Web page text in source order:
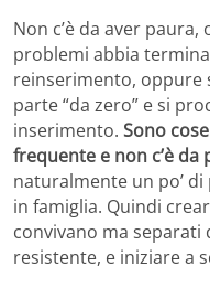
Non c’è da aver
problemi abbia
reinserimento, oppure
parte “da zero” e si
inserimento. Sono
frequente e non c’è da
naturalmente un po’
in famiglia. Quindi
convivano ma separati
resistente, e iniziare a